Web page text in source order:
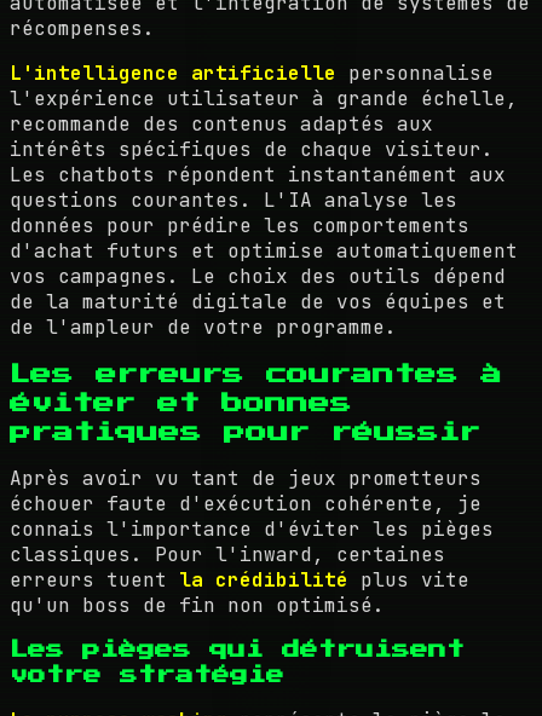
récompenses.
L'intelligence artificielle personnalise
l'expérience utilisateur à grande échelle,
recommande des contenus adaptés aux
intérêts spécifiques de chaque visiteur.
Les chatbots répondent instantanément aux
questions courantes. L'IA analyse les
données pour prédire les comportements
d'achat futurs et optimise automatiquement
vos campagnes. Le choix des outils dépend
de la maturité digitale de vos équipes et
de l'ampleur de votre programme.
Les erreurs courantes à
éviter et bonnes
pratiques pour réussir
Après avoir vu tant de jeux prometteurs
échouer faute d'exécution cohérente, je
connais l'importance d'éviter les pièges
classiques. Pour l'inward, certaines
erreurs tuent la crédibilité plus vite
qu'un boss de fin non optimisé.
Les pièges qui détruisent
votre stratégie